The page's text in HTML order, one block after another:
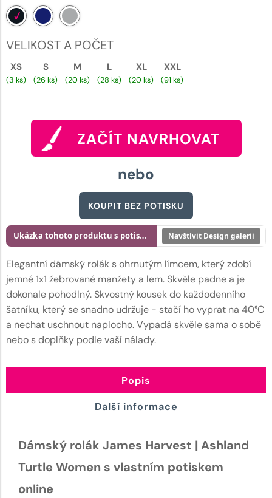
VELIKOST A POČET
XS
(3 ks)
S
(26 ks)
M
(20 ks)
L
(28 ks)
XL
(20 ks)
XXL
(91 ks)
ZAČÍT NAVRHOVAT
nebo
KOUPIT BEZ POTISKU
Elegantní dámský rolák s ohrnutým límcem, který zdobí
jemné 1x1 žebrované manžety a lem. Skvěle padne a je
dokonale pohodlný. Skvostný kousek do každodenního
šatníku, který se snadno udržuje - stačí ho vyprat na 40°C
a nechat uschnout naplocho. Vypadá skvěle sama o sobě
nebo s doplňky podle vaší nálady.
Ukázka tohoto produktu s potiskem Navštívit Design galerii
Popis
Další informace
Dámský rolák James Harvest | Ashland
Turtle Women s vlastním potiskem
online